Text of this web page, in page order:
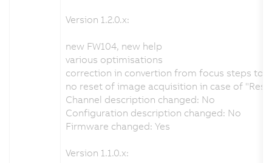
Version 1.2.0.x:
new FW104, new help
various optimisations
correction in convertion from focus steps to
no reset of image acquisition in case of
Channel description changed: No
Configuration description changed: No
Firmware changed: Yes
Version 1.1.0.x: